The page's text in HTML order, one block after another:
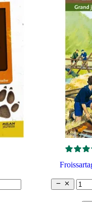
 